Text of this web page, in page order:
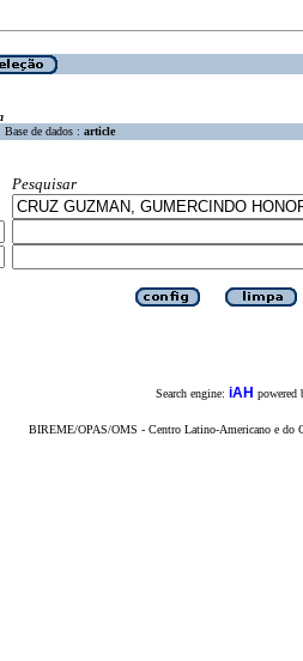
Base de dados : article
Pesquisar
Search engine: iAH powered
BIREME/OPAS/OMS - Centro Latino-Americano e do